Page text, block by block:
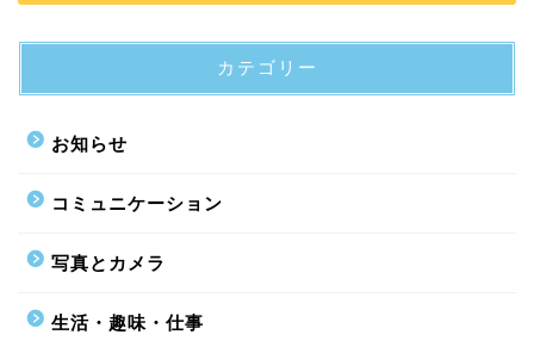
カテゴリー
お知らせ
コミュニケーション
写真とカメラ
生活・趣味・仕事